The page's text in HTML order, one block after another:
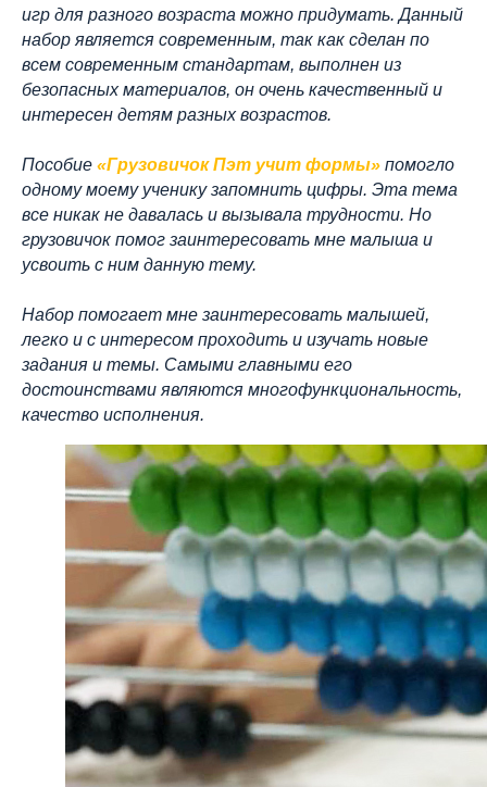
игр для разного возраста можно придумать. Данный
набор является современным, так как сделан по
всем современным стандартам, выполнен из
безопасных материалов, он очень качественный и
интересен детям разных возрастов.
Пособие «Грузовичок Пэт учит формы» помогло
одному моему ученику запомнить цифры. Эта тема
все никак не давалась и вызывала трудности. Но
грузовичок помог заинтересовать мне малыша и
усвоить с ним данную тему.
Набор помогает мне заинтересовать малышей,
легко и с интересом проходить и изучать новые
задания и темы. Самыми главными его
достоинствами являются многофункциональность,
качество исполнения.